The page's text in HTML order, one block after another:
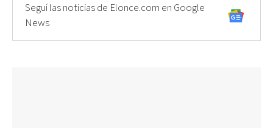
Seguí las noticias de Elonce.com en Google
News